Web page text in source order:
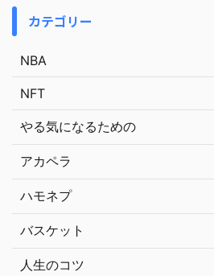
カテゴリー
NBA
NFT
やる気になるための
アカペラ
ハモネプ
バスケット
人生のコツ